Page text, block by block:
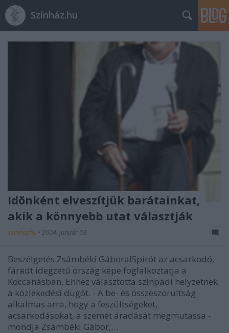
Színház.hu
Idõnként elveszítjük barátainkat,
akik a könnyebb utat választják
szinhazhu • 2004. január 03.
Beszélgetés Zsámbéki GáboralSpirót az acsarkodó,
fáradt idegzetû ország képe foglalkoztatja a
Koccanásban. Ehhez választotta színpadi helyzetnek
a közlekedési dugót. - A be- és összeszorultság
alkalmas arra, hogy a feszültségeket,
acsarkodásokat, a szemét áradását megmutassa -
mondja Zsámbéki Gábor,…